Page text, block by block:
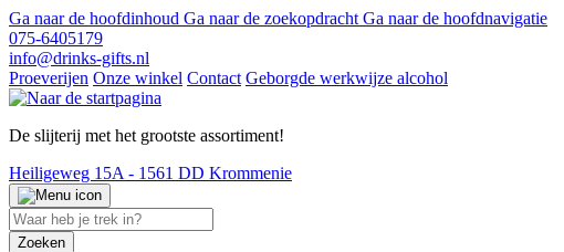
Ga naar de hoofdinhoud Ga naar de zoekopdracht Ga naar de hoofdnavigatie
075-6405179
info@drinks-gifts.nl
Proeverijen Onze winkel Contact Geborgde werkwijze alcohol
De slijterij met het grootste assortiment!
Heiligeweg 15A - 1561 DD Krommenie
Zoeken